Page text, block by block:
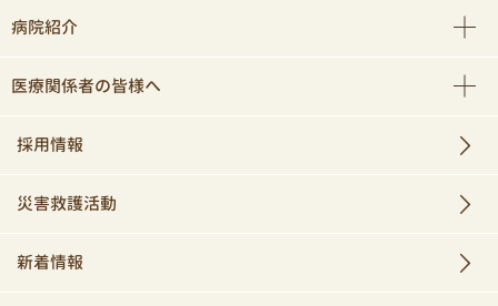
病院紹介
医療関係者の皆様へ
採用情報
災害救護活動
新着情報